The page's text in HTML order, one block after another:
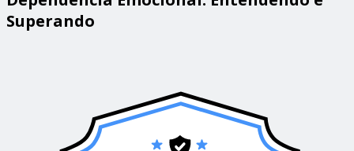
Superando